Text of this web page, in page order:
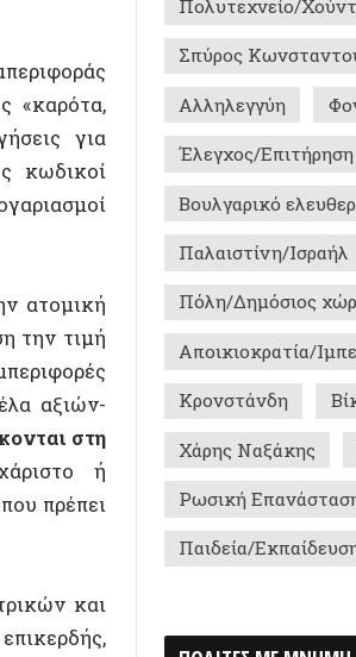
Αποικιοκρατία/Ιμπεριαλισμός
Κρονστάνδη Βίκυ Ιακώβου
Χάρης Ναξάκης Ναόμι Κλάιν
Ρωσική Επανάσταση Ζωοφιλία
Παιδεία/Εκπαίδευση Τολστόι
ΠΟΛΙΤΕΣ ΜΕ ΜΝΗΜΗ - ΙΣΤΟΡΙΚΑ